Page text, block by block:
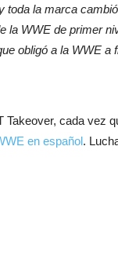
la marca
WWE de primer
obligó a la WWE a
cada vez
en español.